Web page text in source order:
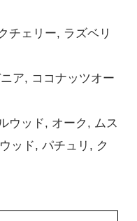
ェリー, ラズベリ
ア, ココナッツオー
ッド, オーク, ムス
ッド, パチュリ, ク